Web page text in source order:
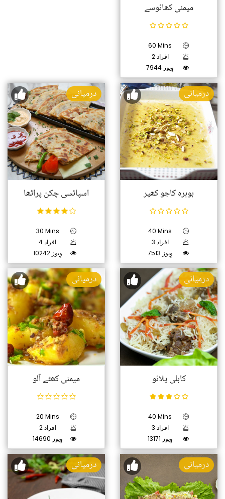
میمنی کھائوسے
60 Mins
2 افراد
7944 وِیوز
درمیانی
اسپائسی چکن پراٹھا
30 Mins
4 افراد
10242 وِیوز
درمیانی
بوہرہ کاجو کھیر
40 Mins
3 افراد
7513 وِیوز
درمیانی
میمنی کھٹے آلو
20 Mins
2 افراد
14690 وِیوز
درمیانی
کابلی پلائو
40 Mins
3 افراد
13171 وِیوز
درمیانی درمیانی